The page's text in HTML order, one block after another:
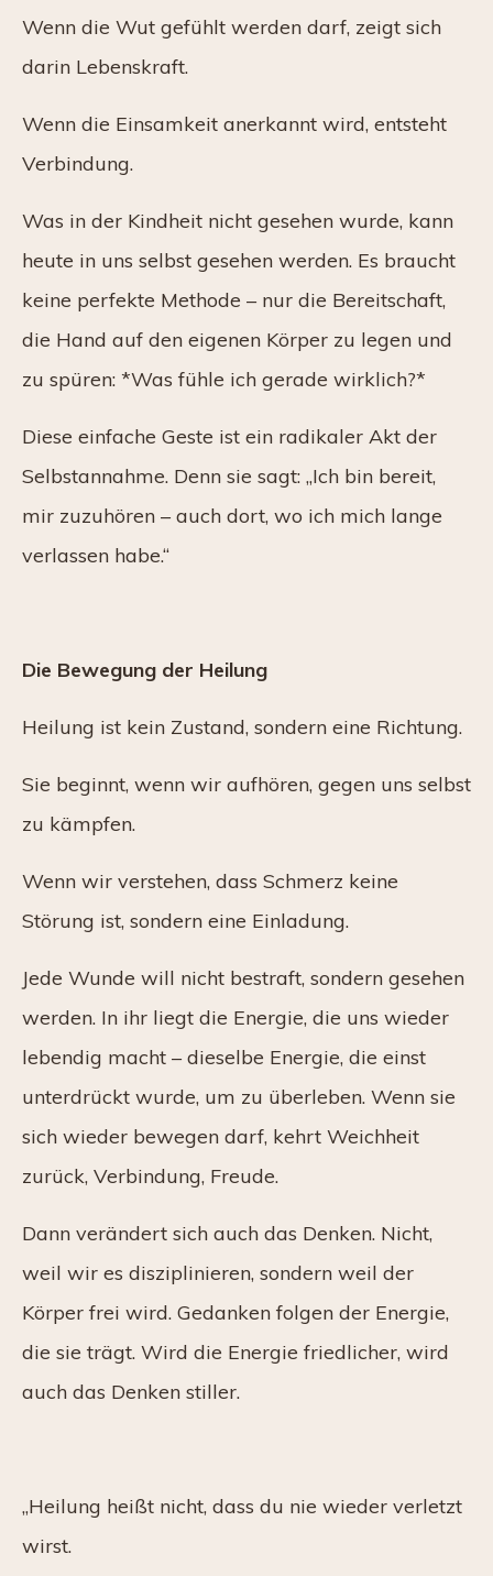
Wenn die Wut gefühlt werden darf, zeigt sich
darin Lebenskraft.
Wenn die Einsamkeit anerkannt wird, entsteht
Verbindung.
Was in der Kindheit nicht gesehen wurde, kann
heute in uns selbst gesehen werden. Es braucht
keine perfekte Methode – nur die Bereitschaft,
die Hand auf den eigenen Körper zu legen und
zu spüren: *Was fühle ich gerade wirklich?*
Diese einfache Geste ist ein radikaler Akt der
Selbstannahme. Denn sie sagt: „Ich bin bereit,
mir zuzuhören – auch dort, wo ich mich lange
verlassen habe.“
Die Bewegung der Heilung
Heilung ist kein Zustand, sondern eine Richtung.
Sie beginnt, wenn wir aufhören, gegen uns selbst
zu kämpfen.
Wenn wir verstehen, dass Schmerz keine
Störung ist, sondern eine Einladung.
Jede Wunde will nicht bestraft, sondern gesehen
werden. In ihr liegt die Energie, die uns wieder
lebendig macht – dieselbe Energie, die einst
unterdrückt wurde, um zu überleben. Wenn sie
sich wieder bewegen darf, kehrt Weichheit
zurück, Verbindung, Freude.
Dann verändert sich auch das Denken. Nicht,
weil wir es disziplinieren, sondern weil der
Körper frei wird. Gedanken folgen der Energie,
die sie trägt. Wird die Energie friedlicher, wird
auch das Denken stiller.
„Heilung heißt nicht, dass du nie wieder verletzt
wirst.